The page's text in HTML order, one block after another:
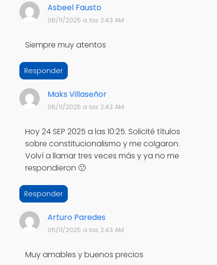
Asbeel Fausto
06/11/2025 a las 2:43 AM
Siempre muy atentos
Responder
Maks Villaseñor
06/11/2025 a las 2:43 AM
Hoy 24 SEP 2025 a las 10:25. Solicité títulos
sobre constitucionalismo y me colgaron.
Volví a llamar tres veces más y ya no me
respondieron 🙁
Responder
Arturo Paredes
06/11/2025 a las 2:43 AM
Muy amables y buenos precios